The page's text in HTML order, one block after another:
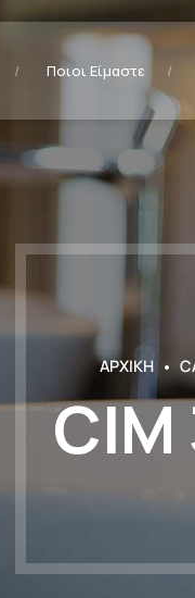
Ποιοι Είμαστε
ΑΡΧΙΚΗ
CIM